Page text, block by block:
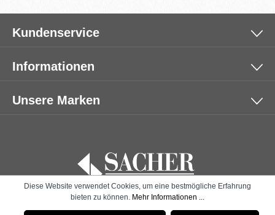
Kundenservice
Informationen
Unsere Marken
Diese Website verwendet Cookies, um eine bestmögliche Erfahrung
bieten zu können. Mehr Informationen ...